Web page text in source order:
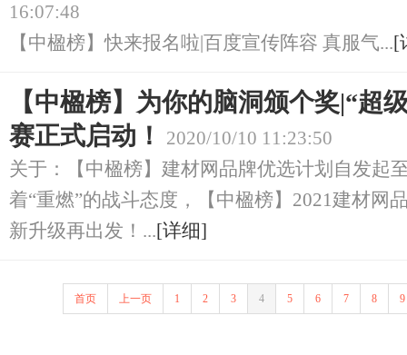
16:07:48
【中楹榜】快来报名啦|百度宣传阵容 真服气...[
【中楹榜】为你的脑洞颁个奖|“超
赛正式启动！
2020/10/10 11:23:50
关于：【中楹榜】建材网品牌优选计划自发起
着“重燃”的战斗态度，【中楹榜】2021建材网
新升级再出发！...[详细]
首页 上一页 1 2 3 4 5 6 7 8 9